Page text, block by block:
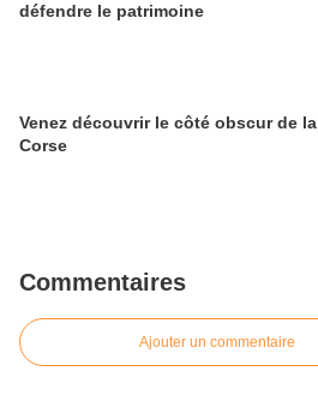
défendre le patrimoine
Venez découvrir le côté obscur de la
Corse
Commentaires
Ajouter un commentaire